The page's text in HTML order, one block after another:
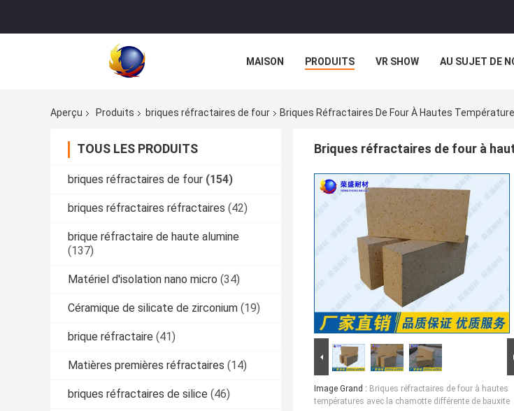
MAISON PRODUITS VR SHOW AU SUJET DE
Aperçu Produits briques réfractaires de four Briques Réfractaires De Four À Hautes
TOUS LES PRODUITS
briques réfractaires de four (154)
briques réfractaires réfractaires (42)
brique réfractaire de haute alumine
(137)
Matériel d'isolation nano micro (34)
Céramique de silicate de zirconium (19)
brique réfractaire (41)
Matières premières réfractaires (14)
briques réfractaires de silice (46)
Briques réfractaires de four à
Image Grand : Briques réfractaires de four à hautes
températures avec la chamotte différente de bauxite